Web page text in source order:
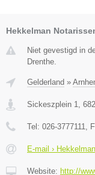
Hekkelman
Niet gevestigd in
Drenthe.
Gelderland »
Sickeszplein 1
Tel: 026-3777111 ,
E-mail ›
Website: http://